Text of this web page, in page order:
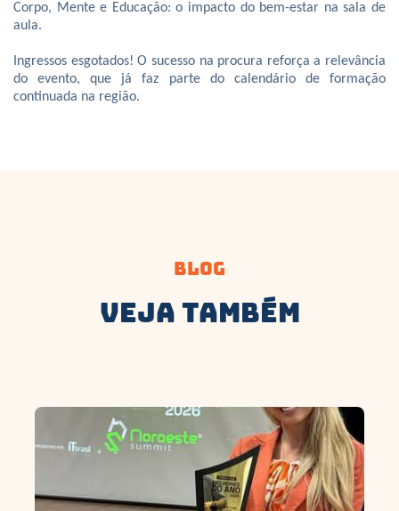
Corpo, Mente e Educação: o impacto do bem-estar na sala de
aula.
Ingressos esgotados! O sucesso na procura reforça a relevância
do evento, que já faz parte do calendário de formação
continuada na região.
Blog
Veja Também